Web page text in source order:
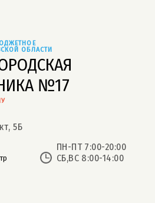
№17
ОБЛАСТИ
5Б
ПН-ПТ 7:00-20:00
СБ,ВС 8:00-14:00